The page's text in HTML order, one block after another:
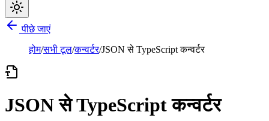
पीछे जाएं
होम/सभी टूल/कन्वर्टर/JSON से TypeScript कन्वर्टर
JSON से TypeScript कन्वर्टर